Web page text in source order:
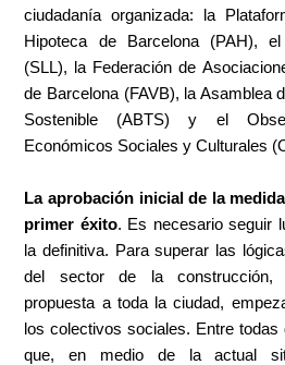
ciudadanía organizada: la
Hipoteca de Barcelona (PAH),
(SLL), la Federación de
de Barcelona (FAVB), la Asamblea
Sostenible (ABTS) y el
Económicos Sociales y Culturales
La aprobación inicial de la
primer éxito. Es necesario seguir
la definitiva. Para superar las
del sector de la construcción,
propuesta a toda la ciudad,
los colectivos sociales. Entre todas
que, en medio de la actual